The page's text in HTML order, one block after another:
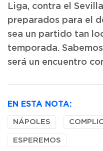
Liga, contra el
preparados para el
sea un partido tan
temporada.
será un encuentro
EN ESTA NOTA:
NÁPOLES
ESPEREMOS